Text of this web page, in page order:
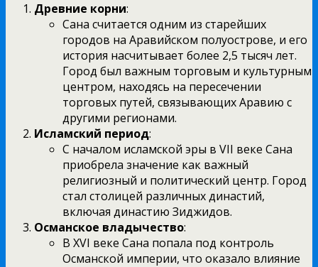
Древние корни:
Сана считается одним из старейших
городов на Аравийском полуострове, и его
история насчитывает более 2,5 тысяч лет.
Город был важным торговым и культурным
центром, находясь на пересечении
торговых путей, связывающих Аравию с
другими регионами.
Исламский период:
С началом исламской эры в VII веке Сана
приобрела значение как важный
религиозный и политический центр. Город
стал столицей различных династий,
включая династию Зиджидов.
Османское владычество:
В XVI веке Сана попала под контроль
Османской империи, что оказало влияние